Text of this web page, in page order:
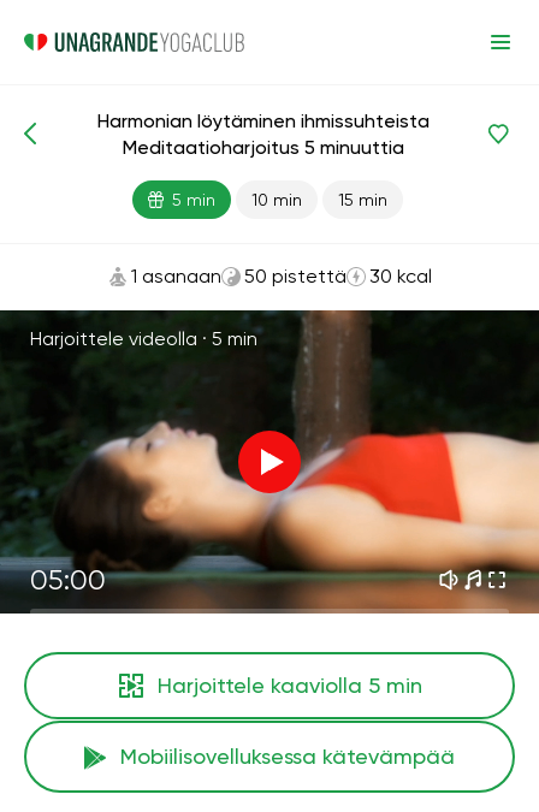
Meditaatiot ja hengitys Suhde Harmonia
Harmonian löytäminen ihmissuhteista
Meditaatioharjoitus 5 minuuttia
5 min 10 min 15 min
1 asanaan 50 pistettä 30 kcal
Harjoittele videolla · 5 min
05:00
Harjoittele kaaviolla 5 min
Mobiilisovelluksessa kätevämpää